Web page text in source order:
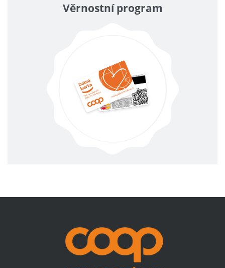
Věrnostní program